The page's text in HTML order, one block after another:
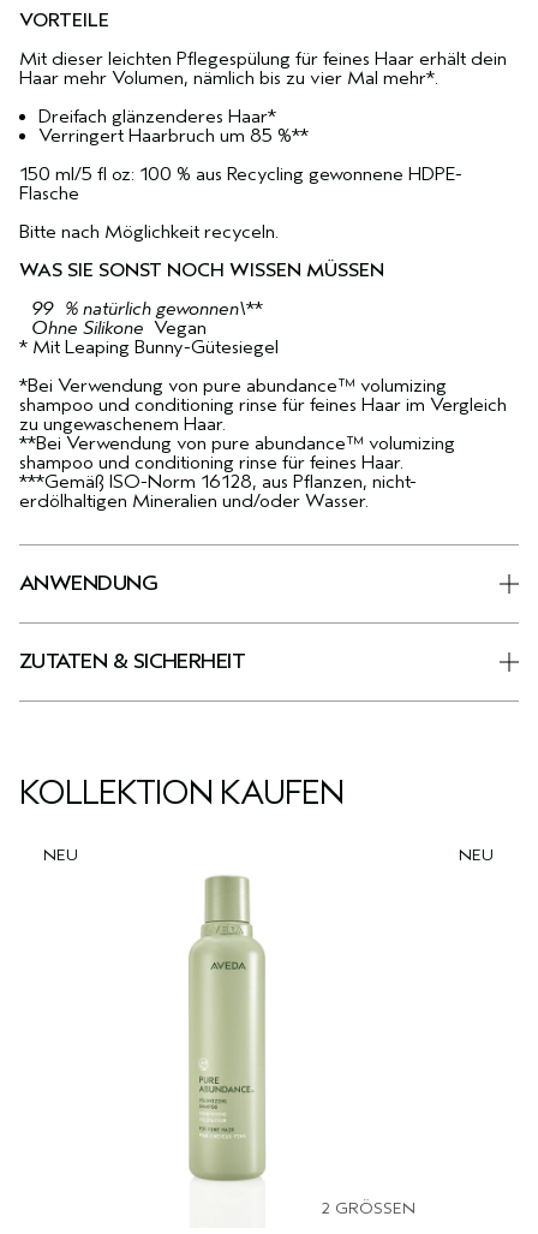
VORTEILE
Mit dieser leichten Pflegespülung für feines Haar erhält dein
Haar mehr Volumen, nämlich bis zu vier Mal mehr*.
Dreifach glänzenderes Haar*
Verringert Haarbruch um 85 %**
150 ml/5 fl oz: 100 % aus Recycling gewonnene HDPE-
Flasche
Bitte nach Möglichkeit recyceln.
WAS SIE SONST NOCH WISSEN MÜSSEN
99 % natürlich gewonnen\**
Ohne Silikone Vegan
* Mit Leaping Bunny-Gütesiegel
*Bei Verwendung von pure abundance™ volumizing
shampoo und conditioning rinse für feines Haar im Vergleich
zu ungewaschenem Haar.
**Bei Verwendung von pure abundance™ volumizing
shampoo und conditioning rinse für feines Haar.
***Gemäß ISO-Norm 16128, aus Pflanzen, nicht-
erdölhaltigen Mineralien und/oder Wasser.
ANWENDUNG
ZUTATEN & SICHERHEIT
KOLLEKTION KAUFEN
NEU
2 GRÖSSEN
NEU